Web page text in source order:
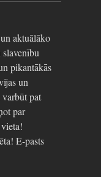
aktuālāko
pikantākās
un
pat
par
E-pasts